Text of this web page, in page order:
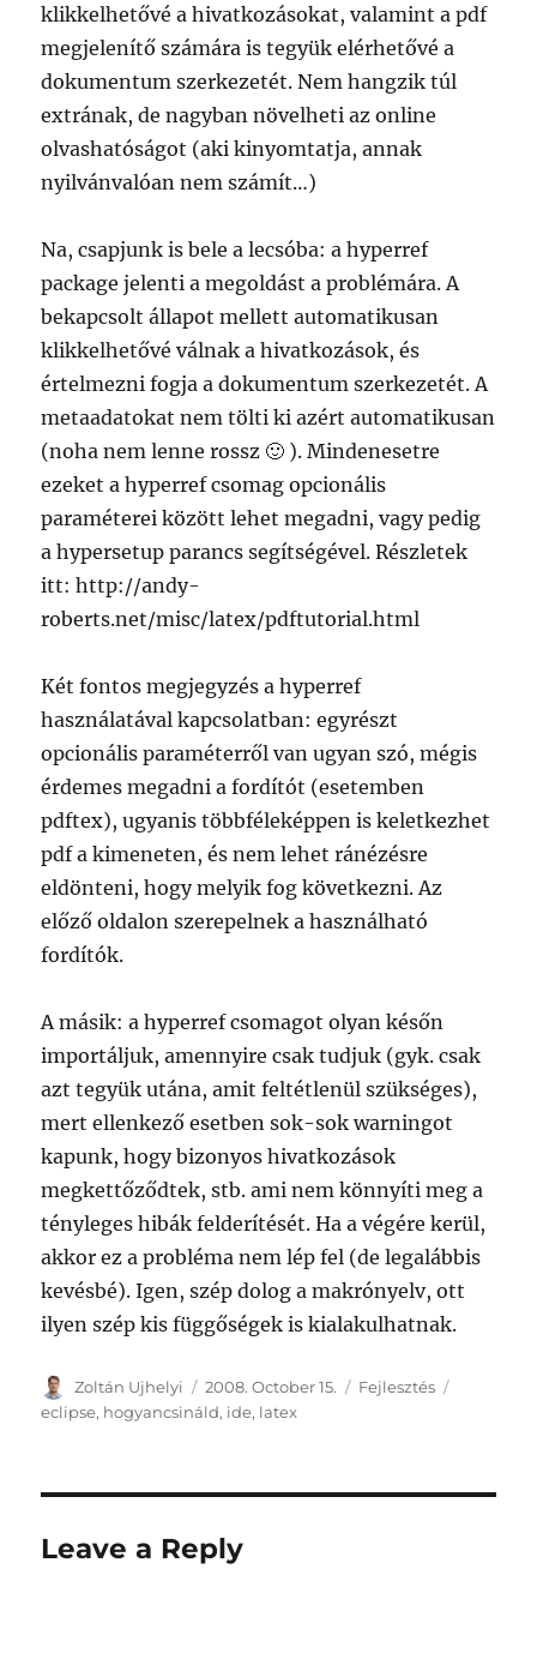
klikkelhetővé a hivatkozásokat, valamint a pdf
megjelenítő számára is tegyük elérhetővé a
dokumentum szerkezetét. Nem hangzik túl
extrának, de nagyban növelheti az online
olvashatóságot (aki kinyomtatja, annak
nyilvánvalóan nem számít…)
Na, csapjunk is bele a lecsóba: a hyperref
package jelenti a megoldást a problémára. A
bekapcsolt állapot mellett automatikusan
klikkelhetővé válnak a hivatkozások, és
értelmezni fogja a dokumentum szerkezetét. A
metaadatokat nem tölti ki azért automatikusan
(noha nem lenne rossz 🙂 ). Mindenesetre
ezeket a hyperref csomag opcionális
paraméterei között lehet megadni, vagy pedig
a hypersetup parancs segítségével. Részletek
itt: http://andy-
roberts.net/misc/latex/pdftutorial.html
Két fontos megjegyzés a hyperref
használatával kapcsolatban: egyrészt
opcionális paraméterről van ugyan szó, mégis
érdemes megadni a fordítót (esetemben
pdftex), ugyanis többféleképpen is keletkezhet
pdf a kimeneten, és nem lehet ránézésre
eldönteni, hogy melyik fog következni. Az
előző oldalon szerepelnek a használható
fordítók.
A másik: a hyperref csomagot olyan későn
importáljuk, amennyire csak tudjuk (gyk. csak
azt tegyük utána, amit feltétlenül szükséges),
mert ellenkező esetben sok-sok warningot
kapunk, hogy bizonyos hivatkozások
megkettőződtek, stb. ami nem könnyíti meg a
tényleges hibák felderítését. Ha a végére kerül,
akkor ez a probléma nem lép fel (de legalábbis
kevésbé). Igen, szép dolog a makrónyelv, ott
ilyen szép kis függőségek is kialakulhatnak.
Author
Zoltán Ujhelyi
Posted
on
2008. October 15. Categories
Fejlesztés
eclipse, hogyancsináld, ide, latex
Leave a Reply